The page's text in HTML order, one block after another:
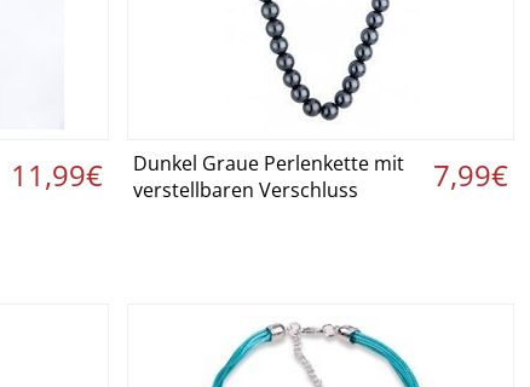
11,99€ Details ansehen ›
Dunkel Graue Perlenkette mit
verstellbaren Verschluss
7,99€